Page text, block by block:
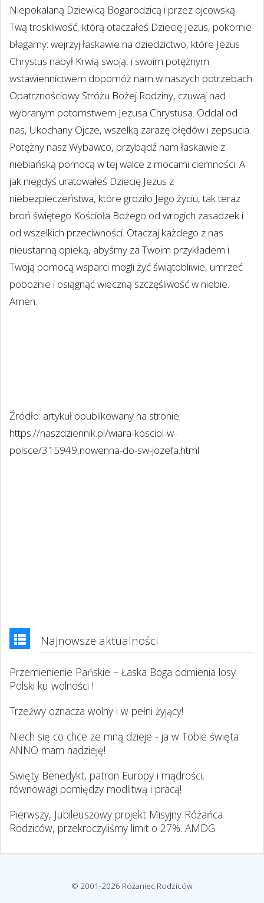
Niepokalaną Dziewicą Bogarodzicą i przez ojcowską
Twą troskliwość, którą otaczałeś Dziecię Jezus, pokornie
błagamy: wejrzyj łaskawie na dziedzictwo, które Jezus
Chrystus nabył Krwią swoją, i swoim potężnym
wstawiennictwem dopomóż nam w naszych potrzebach.
Opatrznościowy Stróżu Bożej Rodziny, czuwaj nad
wybranym potomstwem Jezusa Chrystusa. Oddal od
nas, Ukochany Ojcze, wszelką zarazę błędów i zepsucia.
Potężny nasz Wybawco, przybądź nam łaskawie z
niebiańską pomocą w tej walce z mocami ciemności. A
jak niegdyś uratowałeś Dziecię Jezus z
niebezpieczeństwa, które groziło Jego życiu, tak teraz
broń świętego Kościoła Bożego od wrogich zasadzek i
od wszelkich przeciwności. Otaczaj każdego z nas
nieustanną opieką, abyśmy za Twoim przykładem i
Twoją pomocą wsparci mogli żyć świątobliwie, umrzeć
pobożnie i osiągnąć wieczną szczęśliwość w niebie.
Amen.
Źródło: artykuł opublikowany na stronie:
https://naszdziennik.pl/wiara-kosciol-w-
polsce/315949,nowenna-do-sw-jozefa.html
Najnowsze aktualności
Przemienienie Pańskie – Łaska Boga odmienia losy
Polski ku wolności !
Trzeźwy oznacza wolny i w pełni żyjący!
Niech się co chce ze mną dzieje - ja w Tobie święta
ANNO mam nadzieję!
Swięty Benedykt, patron Europy i mądrości,
równowagi pomiędzy modlitwą i pracą!
Pierwszy, Jubileuszowy projekt Misyjny Różańca
Rodziców, przekroczyliśmy limit o 27%. AMDG
© 2001-2026 Różaniec Rodziców